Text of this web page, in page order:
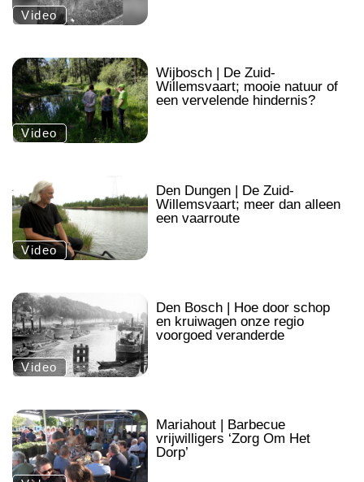
Video
.
Video
Wijbosch | De Zuid-
Willemsvaart; mooie natuur of
een vervelende hindernis?
Video
Den Dungen | De Zuid-
Willemsvaart; meer dan alleen
een vaarroute
.
Video
Den Bosch | Hoe door schop
en kruiwagen onze regio
voorgoed veranderde
.
Mariahout | Barbecue
vrijwilligers ‘Zorg Om Het
Dorp’